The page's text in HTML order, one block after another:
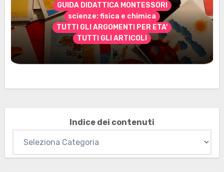
GUIDA DIDATTICA MONTESSORI
scienze: fisica e chimica
TUTTI GLI ARGOMENTI PER ETA'
TUTTI GLI ARTICOLI
Marzo 2026: nuovi materiali stampabili
per gli abbonati
Indice dei contenuti